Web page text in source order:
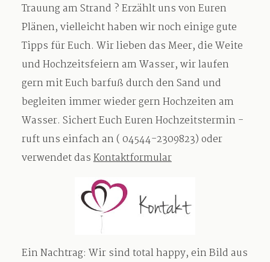
Trauung am Strand ? Erzählt uns von Euren
Plänen, vielleicht haben wir noch einige gute
Tipps für Euch. Wir lieben das Meer, die Weite
und Hochzeitsfeiern am Wasser, wir laufen
gern mit Euch barfuß durch den Sand und
begleiten immer wieder gern Hochzeiten am
Wasser. Sichert Euch Euren Hochzeitstermin -
ruft uns einfach an ( 04544-2309823) oder
verwendet dasKontaktformular
Ein Nachtrag: Wir sind total happy, ein Bild aus